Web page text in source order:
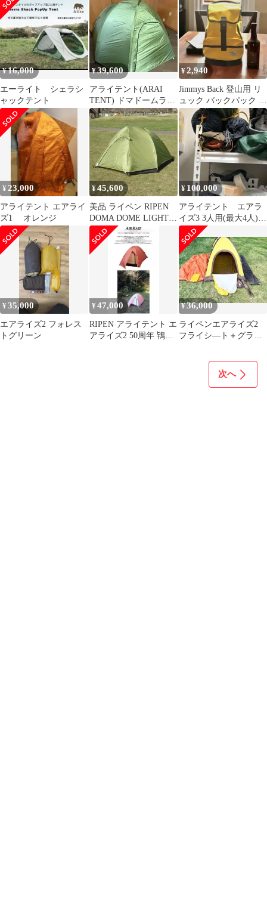
ェルト ツエルト ビバー
ク ポンチョ アウトドア
登山 山登り トレッキン
グ 山岳
¥16,000
エーライト シェラシ
ャックテント
¥39,600
アライテント(ARAI
TENT) ドマドームライ
ト2 テント キャンプ
¥2,940
Jimmys Back 登山用 リ
ュック バックパック 定
価8.800 イエロー
¥ 23,000
アライテント エアライ
ズ1 オレンジ
¥45,600
美品 ライペン RIPEN
DOMA DOME LIGHT 2
ドマドームライト
¥ 100,000
アライテント エアラ
イズ3 3人用(最大4人)
AIR RAIZ
¥35,000
エアライズ2 フォレス
トグリーン
¥47,000
RIPEN アライテント エ
アライズ2 50周年 鴇色
¥36,000
ライペンエアライズ2
フライシ―ト＋グラン
次へ